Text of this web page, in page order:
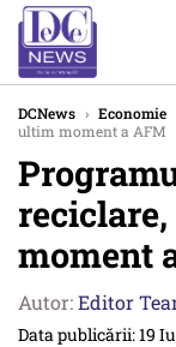
DCNews › Economie
ultim moment a AFM
moment
Autor:Editor
Data publicării: 19